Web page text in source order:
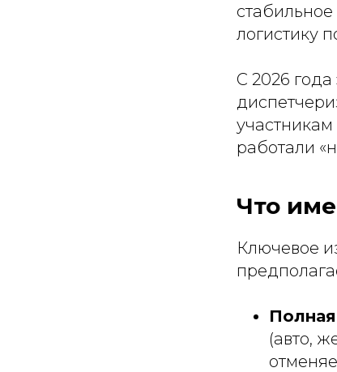
логистику
С 2026
работали
Что
Ключевое
(авто,